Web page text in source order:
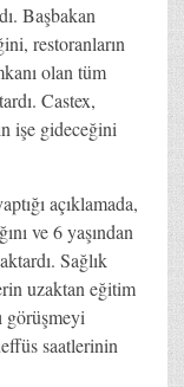
Başbakan
restoranların
olan tüm
Castex,
işe gideceğini
açıklamada,
ve 6 yaşından
Sağlık
uzaktan eğitim
görüşmeyi
saatlerinin